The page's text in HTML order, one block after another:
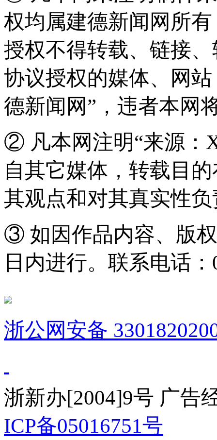
权均属建德新闻网所
授权不得转载、链接
协议授权的媒体、网
德新闻网”，违者本网
② 凡本网注明“来源：
自其它媒体，转载目
其观点和对其真实性
③ 如因作品内容、版
日内进行。联系电话：
浙公网安备
浙新办[2004]9号 广告
ICP备05016751号